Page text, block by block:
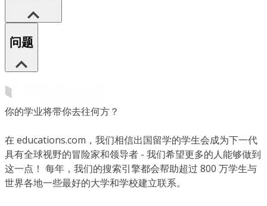
问题
你的学业将带你去往何方？
在 educations.com，我们相信出国留学的学生会成为下一代
具有全球视野的冒险家和领导者 - 我们希望更多的人能够做到
这一点！ 每年，我们的搜索引擎都会帮助超过 800 万学生与
世界各地一些最好的大学和学校建立联系。